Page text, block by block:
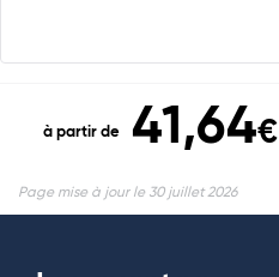
à partir de 41,64€
Page mise à jour le 30 juillet 2026